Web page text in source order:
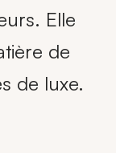
Elle
de
de luxe.